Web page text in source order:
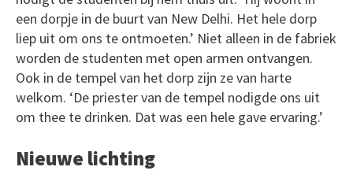
een dorpje in de buurt van New Delhi. Het hele dorp
liep uit om ons te ontmoeten.’ Niet alleen in de fabriek
worden de studenten met open armen ontvangen.
Ook in de tempel van het dorp zijn ze van harte
welkom. ‘De priester van de tempel nodigde ons uit
om thee te drinken. Dat was een hele gave ervaring.’
Nieuwe lichting